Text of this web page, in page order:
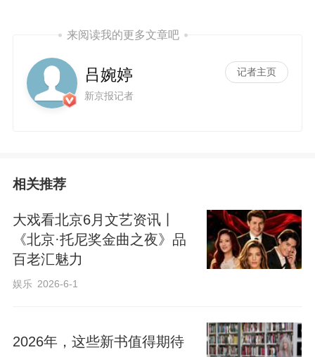
l
来阅读我的更多文章吧
吕婉婷
新京报记者
记者主页
相关推荐
大戏看北京6月文艺资讯丨
《北京·托尼奖金曲之夜》品
百老汇魅力
娱乐 2026-6-1
2026年，这些新书值得期待